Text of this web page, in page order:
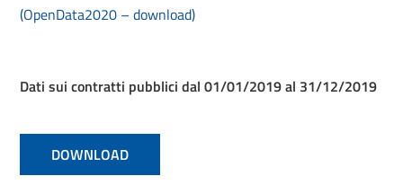
(OpenData2020 – download)
Dati sui contratti pubblici dal 01/01/2019 al 31/12/2019
DOWNLOAD